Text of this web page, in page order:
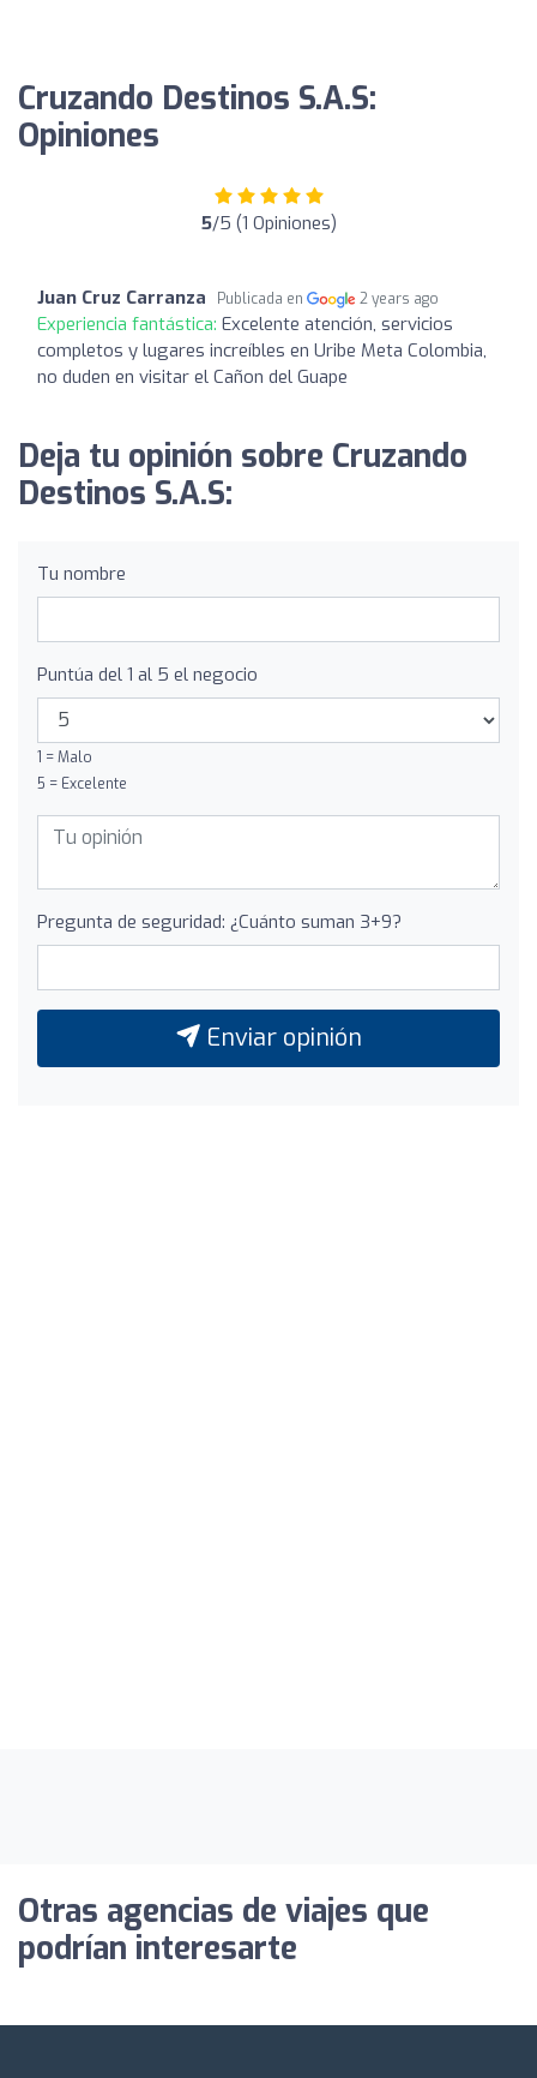
Cruzando Destinos S.A.S:
Opiniones
5/5 (1 Opiniones)
Juan Cruz Carranza Publicada en 2 years ago
Experiencia fantástica: Excelente atención, servicios
completos y lugares increíbles en Uribe Meta Colombia,
no duden en visitar el Cañon del Guape
Deja tu opinión sobre Cruzando
Destinos S.A.S:
Tu nombre
Puntúa del 1 al 5 el negocio
1 = Malo
5 = Excelente
Pregunta de seguridad: ¿Cuánto suman 3+9?
Enviar opinión
Otras agencias de viajes que
podrían interesarte